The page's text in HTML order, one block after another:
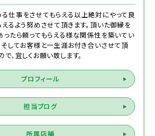
仕事をさせてもらえる以上絶対にやって良
えるよう努めさせて頂きます。頂いた御縁を
ったら頼ってもらえる様な関係性を築いてい
そしてお客様と一生涯お付き合いさせて頂
、宜しくお願い致します。
プロフィール
担当ブログ
所属店舗